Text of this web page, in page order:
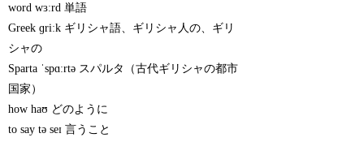
word wɜːrd 単語
Greek ɡriːk ギリシャ語、ギリシャ人の、ギリ
シャの
Sparta ˈspɑːrtə スパルタ（古代ギリシャの都市
国家）
how haʊ どのように
to say tə seɪ 言うこと